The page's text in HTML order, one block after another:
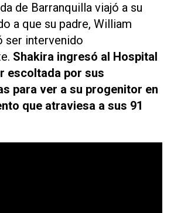
de Barranquilla viajó a su
a que su padre, William
ser intervenido
Shakira ingresó al Hospital
escoltada por sus
para ver a su progenitor en
que atraviesa a sus 91